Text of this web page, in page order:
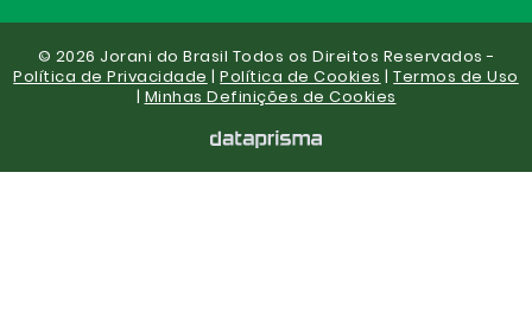
© 2026 Jorani do Brasil Todos os Direitos Reservados -
Política de Privacidade |Política de Cookies |Termos de Uso
| Minhas Definições de Cookies